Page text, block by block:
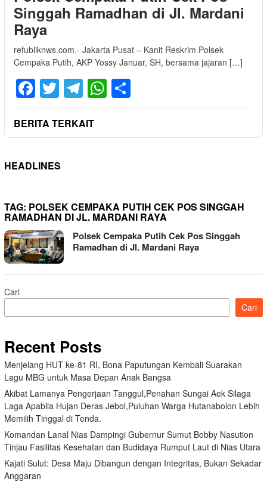
Singgah Ramadhan di Jl. Mardani
Raya
refubliknws.com.- Jakarta Pusat – Kanit Reskrim Polsek
Cempaka Putih, AKP Yossy Januar, SH, bersama jajaran […]
Facebook
Twitter
Telegram
WhatsApp
BERITA TERKAIT
HEADLINES
TAG: POLSEK CEMPAKA PUTIH CEK POS SINGGAH
RAMADHAN DI JL. MARDANI RAYA
Polsek Cempaka Putih Cek Pos Singgah
Ramadhan di Jl. Mardani Raya
Cari
Cari
Recent Posts
Menjelang HUT ke-81 RI, Bona Paputungan Kembali Suarakan
Lagu MBG untuk Masa Depan Anak Bangsa
Akibat Lamanya Pengerjaan Tanggul,Penahan Sungai Aek Silaga
Laga Apabila Hujan Deras Jebol,Puluhan Warga Hutanabolon Lebih
Memilih Tinggal di Tenda.
Komandan Lanal Nias Dampingi Gubernur Sumut Bobby Nasution
Tinjau Fasilitas Kesehatan dan Budidaya Rumput Laut di Nias Utara
Kajati Sulut: Desa Maju Dibangun dengan Integritas, Bukan Sekadar
Anggaran